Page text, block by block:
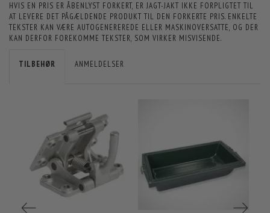
HVIS EN PRIS ER ÅBENLYST FORKERT, ER JAGT-JAKT IKKE FORPLIGTET TIL
AT LEVERE DET PÅGÆLDENDE PRODUKT TIL DEN FORKERTE PRIS. ENKELTE
TEKSTER KAN VÆRE AUTOGENEREREDE ELLER MASKINOVERSATTE, OG DER
KAN DERFOR FOREKOMME TEKSTER, SOM VIRKER MISVISENDE.
TILBEHØR ANMELDELSER